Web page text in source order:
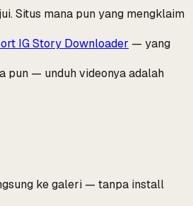
Situs mana pun yang mengklaim
IG Story Downloader — yang
pun — unduh videonya adalah
ke galeri — tanpa install